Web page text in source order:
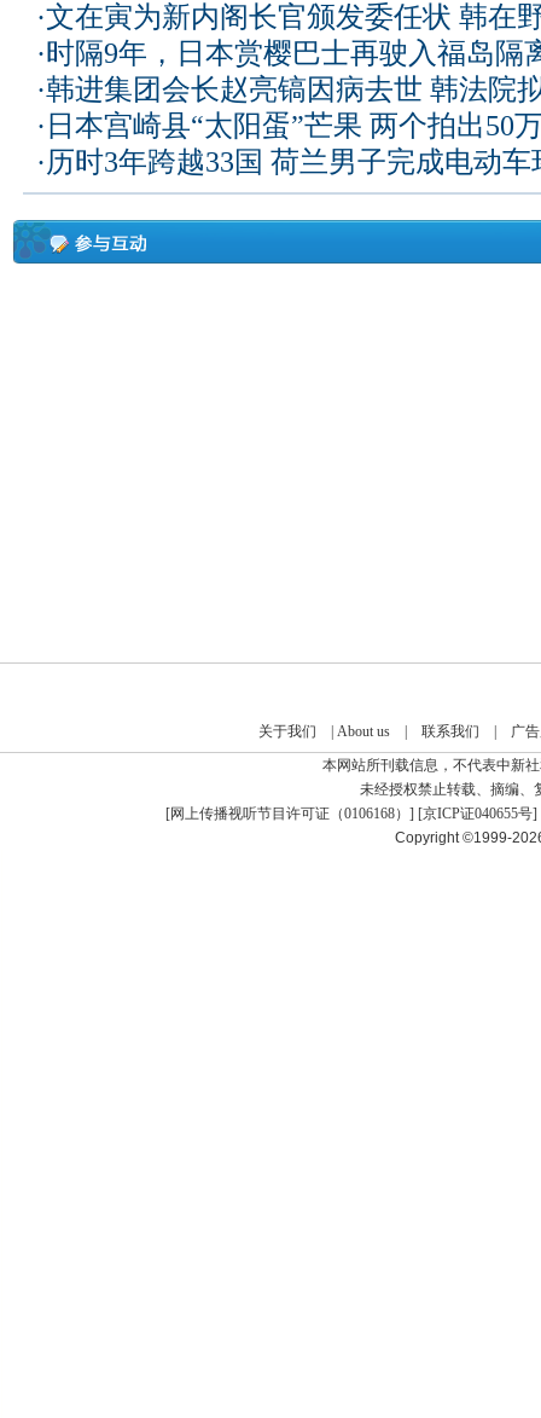
·文在寅为新内阁长官颁发委任状 韩在
·时隔9年，日本赏樱巴士再驶入福岛隔
·韩进集团会长赵亮镐因病去世 韩法院
· 日本宫崎县“太阳蛋”芒果 两个拍出50
·历时3年跨越33国 荷兰男子完成电动车
关于我们 About us| 联系我们
广
本网站所刊载信息，不代表中新
未经授权禁止转载、摘编、
[网上传播视听节目许可证（0106168） ] [京ICP证040655号]
Copyright ©1999-